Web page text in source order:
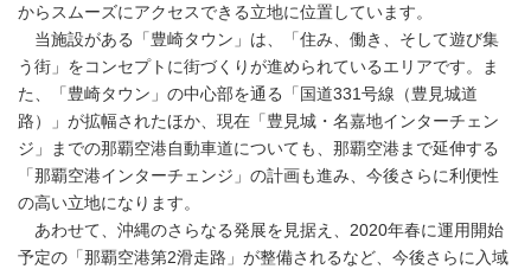
からスムーズにアクセスできる立地に位置しています。
当施設がある「豊崎タウン」は、「住み、働き、そして遊び集
う街」をコンセプトに街づくりが進められているエリアです。ま
た、「豊崎タウン」の中心部を通る「国道331号線（豊見城道
路）」が拡幅されたほか、現在「豊見城・名嘉地インターチェン
ジ」までの那覇空港自動車道についても、那覇空港まで延伸する
「那覇空港インターチェンジ」の計画も進み、今後さらに利便性
の高い立地になります。
あわせて、沖縄のさらなる発展を見据え、2020年春に運用開始
予定の「那覇空港第2滑走路」が整備されるなど、今後さらに入域